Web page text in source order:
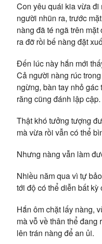
Con yêu quái kia vừa
người nhũn ra, trước
nàng đã té ngã trên
ra đỡ rồi bế nàng đặt
Đến lúc này hắn mới
Cả người nàng rúc
ngừng, bàn tay nhỏ
răng cũng đánh lập cập.
Thật khó tưởng tượng
mà vừa rồi vẫn có thể
Nhưng nàng vẫn làm
Nhiều năm qua vì tự
tới độ có thể diễn bất kỳ
Hắn ôm chặt lấy nàng,
mà vỗ về thân thể đang
lên trán nàng để an ủi.